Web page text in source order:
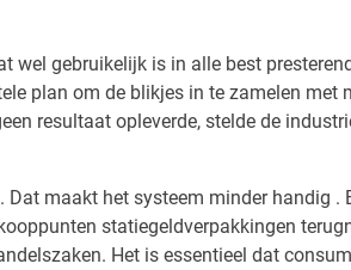
wel gebruikelijk is in alle best
plan om de blikjes in te zamelen met
resultaat opleverde, stelde de
maakt het systeem minder handig .
statiegeldverpakkingen
Het is essentieel dat